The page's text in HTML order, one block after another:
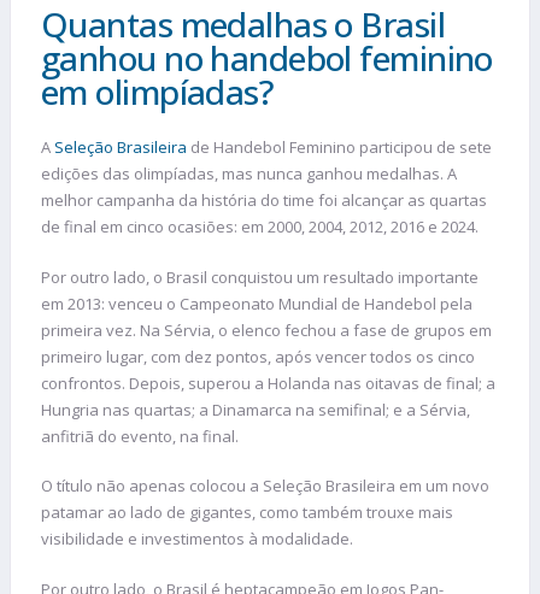
Quantas medalhas o Brasil
ganhou no handebol feminino
em olimpíadas?
A Seleção Brasileira de Handebol Feminino participou de sete
edições das olimpíadas, mas nunca ganhou medalhas. A
melhor campanha da história do time foi alcançar as quartas
de final em cinco ocasiões: em 2000, 2004, 2012, 2016 e 2024.
Por outro lado, o Brasil conquistou um resultado importante
em 2013: venceu o Campeonato Mundial de Handebol pela
primeira vez. Na Sérvia, o elenco fechou a fase de grupos em
primeiro lugar, com dez pontos, após vencer todos os cinco
confrontos. Depois, superou a Holanda nas oitavas de final; a
Hungria nas quartas; a Dinamarca na semifinal; e a Sérvia,
anfitriã do evento, na final.
O título não apenas colocou a Seleção Brasileira em um novo
patamar ao lado de gigantes, como também trouxe mais
visibilidade e investimentos à modalidade.
Por outro lado, o Brasil é heptacampeão em Jogos Pan-